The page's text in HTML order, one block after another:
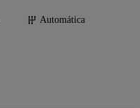
Automática